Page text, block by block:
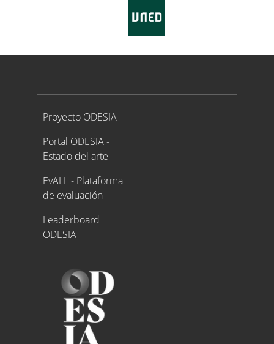
Proyecto ODESIA
Proyecto ODESIA
Portal ODESIA -
Estado del arte
EvALL - Plataforma
de evaluación
Leaderboard
ODESIA